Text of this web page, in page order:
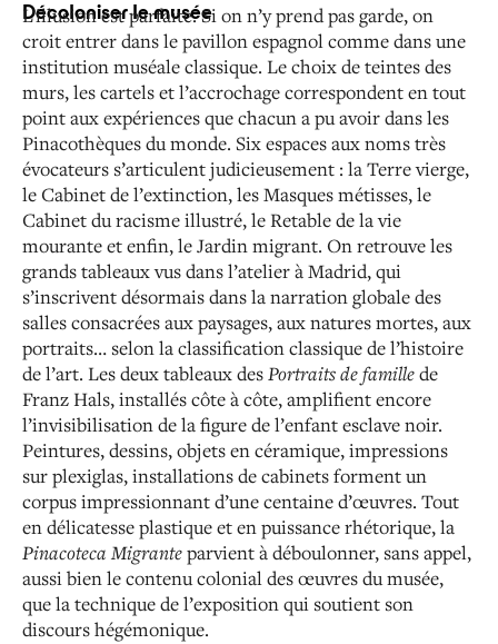
Décoloniser le musée
L’illusion est parfaite. Si on n’y prend pas garde, on
croit entrer dans le pavillon espagnol comme dans une
institution muséale classique. Le choix de teintes des
murs, les cartels et l’accrochage correspondent en tout
point aux expériences que chacun a pu avoir dans les
Pinacothèques du monde. Six espaces aux noms très
évocateurs s’articulent judicieusement : la Terre vierge,
le Cabinet de l’extinction, les Masques métisses, le
Cabinet du racisme illustré, le Retable de la vie
mourante et enfin, le Jardin migrant. On retrouve les
grands tableaux vus dans l’atelier à Madrid, qui
s’inscrivent désormais dans la narration globale des
salles consacrées aux paysages, aux natures mortes, aux
portraits… selon la classification classique de l’histoire
de l’art. Les deux tableaux desPortraits de famillede
Franz Hals, installés côte à côte, amplifient encore
l’invisibilisation de la figure de l’enfant esclave noir.
Peintures, dessins, objets en céramique, impressions
sur plexiglas, installations de cabinets forment un
corpus impressionnant d’une centaine d’œuvres. Tout
en délicatesse plastique et en puissance rhétorique, la
Pinacoteca Migranteparvient à déboulonner, sans appel,
aussi bien le contenu colonial des œuvres du musée,
que la technique de l’exposition qui soutient son
discours hégémonique.